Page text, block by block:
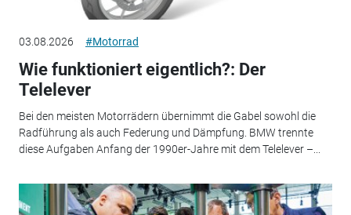
03.08.2026 #Motorrad
Wie funktioniert eigentlich?: Der
Telelever
Bei den meisten Motorrädern übernimmt die Gabel sowohl die
Radführung als auch Federung und Dämpfung. BMW trennte
diese Aufgaben Anfang der 1990er-Jahre mit dem Telelever –...